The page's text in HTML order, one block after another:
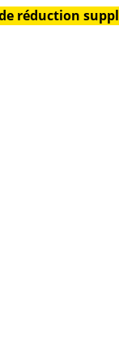
réduction